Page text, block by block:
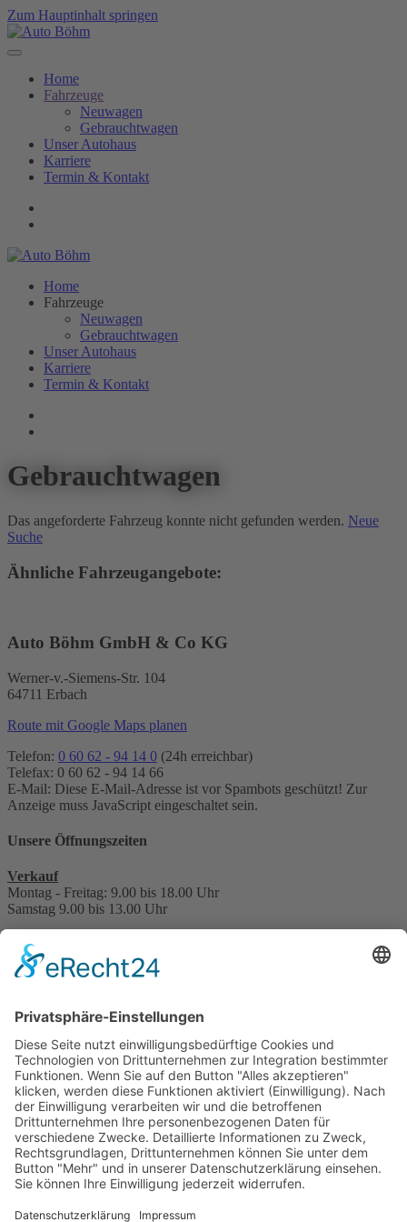
Zum Hauptinhalt springen
Home
Fahrzeuge
Neuwagen
Gebrauchtwagen
Unser Autohaus
Karriere
Termin & Kontakt
Home
Fahrzeuge
Neuwagen
Gebrauchtwagen
Unser Autohaus
Karriere
Termin & Kontakt
Gebrauchtwagen
Das angeforderte Fahrzeug konnte nicht gefunden werden. Neue
Suche
Ähnliche Fahrzeugangebote:
Auto Böhm GmbH & Co KG
Werner-v.-Siemens-Str. 104
64711 Erbach
Route mit Google Maps planen
Telefon: 0 60 62 - 94 14 0 (24h erreichbar)
Telefax: 0 60 62 - 94 14 66
E-Mail: Diese E-Mail-Adresse ist vor Spambots geschützt! Zur
Anzeige muss JavaScript eingeschaltet sein.
Unsere Öffnungszeiten
Verkauf
Montag - Freitag: 9.00 bis 18.00 Uhr
Samstag 9.00 bis 13.00 Uhr
Montag - Freitag: 7.30 bis 17.30 Uhr
Samstag 8.30 bis 13.30 Uhr
nach Terminabsprache
Interessant für Sie?
Kontakt
Bonuskarte
Über uns
Stellenangebote
Beratungstermin vereinbaren